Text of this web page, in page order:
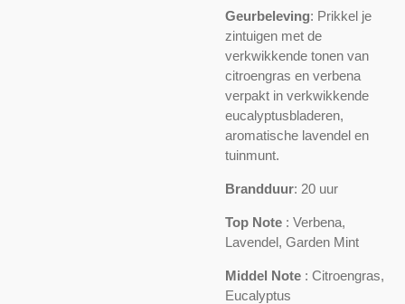
Geurbeleving: Prikkel je
zintuigen met de
verkwikkende tonen van
citroengras en verbena
verpakt in verkwikkende
eucalyptusbladeren,
aromatische lavendel en
tuinmunt.
Brandduur: 20 uur
Top Note : Verbena,
Lavendel, Garden Mint
Middel Note : Citroengras,
Eucalyptus